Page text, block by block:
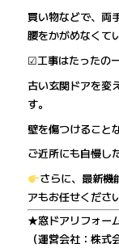
買い物などで、両
腰をかがめなくて
☑工事はたったの
古い玄関ドアを変
す。
壁を傷つけること
ご近所にも自慢し
さらに、最新機
アもお任せくださ
★窓ドアリフォー
（運営会社：株式